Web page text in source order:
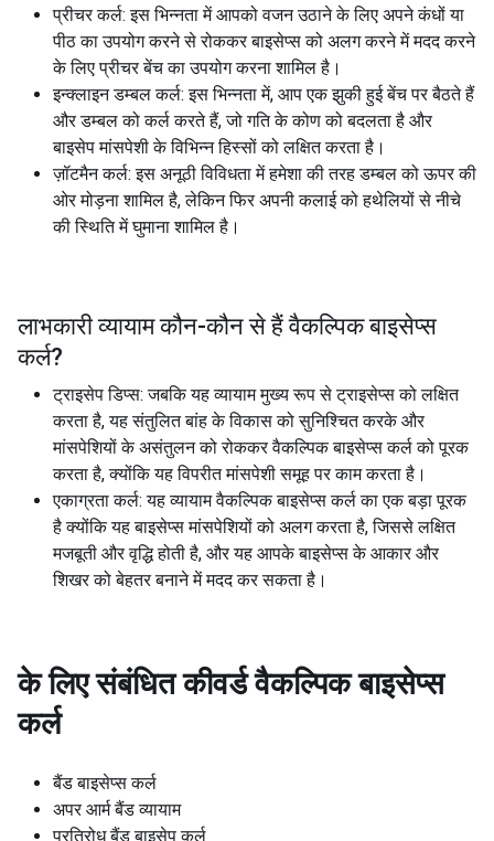
प्रीचर कर्ल: इस भिन्नता में आपको वजन उठाने के लिए अपने कंधों या
पीठ का उपयोग करने से रोककर बाइसेप्स को अलग करने में मदद करने
के लिए प्रीचर बेंच का उपयोग करना शामिल है।
इन्क्लाइन डम्बल कर्ल: इस भिन्नता में, आप एक झुकी हुई बेंच पर बैठते हैं
और डम्बल को कर्ल करते हैं, जो गति के कोण को बदलता है और
बाइसेप मांसपेशी के विभिन्न हिस्सों को लक्षित करता है।
ज़ॉटमैन कर्ल: इस अनूठी विविधता में हमेशा की तरह डम्बल को ऊपर की
ओर मोड़ना शामिल है, लेकिन फिर अपनी कलाई को हथेलियों से नीचे
की स्थिति में घुमाना शामिल है।
लाभकारी व्यायाम कौन-कौन से हैं वैकल्पिक बाइसेप्स
कर्ल?
ट्राइसेप डिप्स: जबकि यह व्यायाम मुख्य रूप से ट्राइसेप्स को लक्षित
करता है, यह संतुलित बांह के विकास को सुनिश्चित करके और
मांसपेशियों के असंतुलन को रोककर वैकल्पिक बाइसेप्स कर्ल को पूरक
करता है, क्योंकि यह विपरीत मांसपेशी समूह पर काम करता है।
एकाग्रता कर्ल: यह व्यायाम वैकल्पिक बाइसेप्स कर्ल का एक बड़ा पूरक
है क्योंकि यह बाइसेप्स मांसपेशियों को अलग करता है, जिससे लक्षित
मजबूती और वृद्धि होती है, और यह आपके बाइसेप्स के आकार और
शिखर को बेहतर बनाने में मदद कर सकता है।
के लिए संबंधित कीवर्ड वैकल्पिक बाइसेप्स
कर्ल
बैंड बाइसेप्स कर्ल
अपर आर्म बैंड व्यायाम
प्रतिरोध बैंड बाइसेप कर्ल